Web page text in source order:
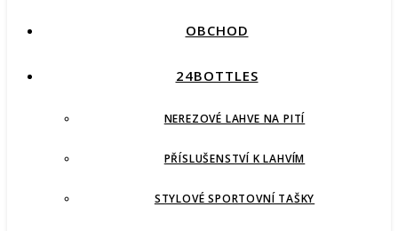
OBCHOD
24BOTTLES
NEREZOVÉ LAHVE NA PITÍ
PŘÍSLUŠENSTVÍ K LAHVÍM
STYLOVÉ SPORTOVNÍ TAŠKY